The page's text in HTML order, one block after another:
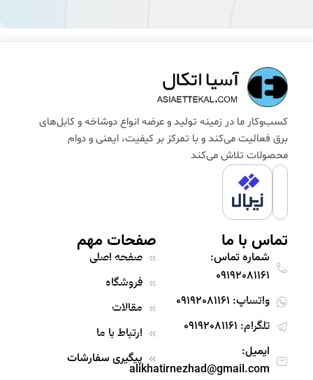
کسب‌وکار ما در زمینه تولید و عرضه انواع دوشاخه و کابل‌های
برق فعالیت می‌کند و با تمرکز بر کیفیت، ایمنی و دوام
محصولات تلاش می‌کند
تماس با ما
شماره تماس:
09192081161
واتساپ: 09192081161
تلگرام: 09192081161
ایمیل:
alikhatirnezhad@gmail.com
صفحات مهم
صفحه اصلی
فروشگاه
مقالات
ارتباط با ما
پیگیری سفارشات